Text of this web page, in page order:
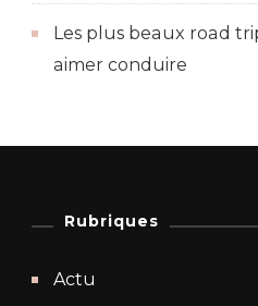
Les plus beaux road
aimer conduire
Rubriques
Actu